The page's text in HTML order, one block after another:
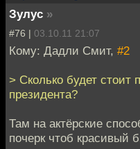
Зулуc »
#76 | 03.10.11 21:07
Кому: Дадли Смит, #2
> Сколько будет стоит
президента?
Там на актёрские
почерк чтоб красивый